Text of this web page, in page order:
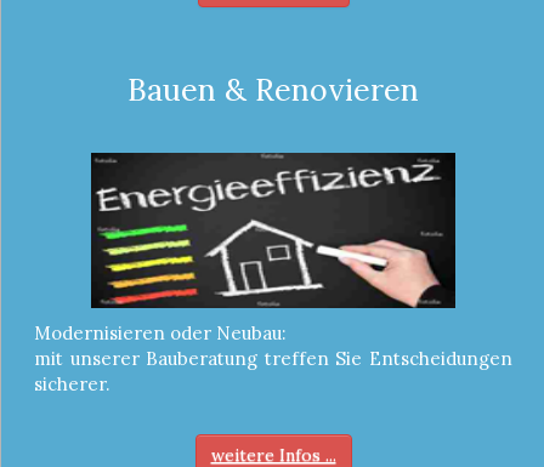
Bauen & Renovieren
Modernisieren oder Neubau:
mit unserer Bauberatung treffen Sie Entscheidungen
sicherer.
weitere Infos ...